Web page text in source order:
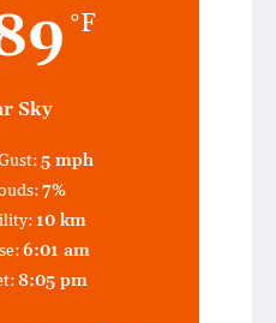
°F
Sky
5 mph
7%
10 km
6:01 am
8:05 pm